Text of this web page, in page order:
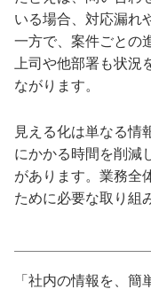
いる場合、対応漏れ
一方で、案件ごとの
上司や他部署も状
ながります。
見える化は単なる情
にかかる時間を削減
があります。業務全
ために必要な取り組
「社内の情報を、簡